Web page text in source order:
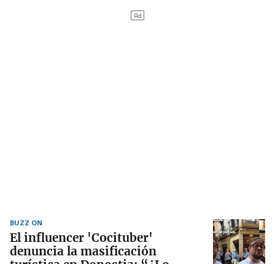
BUZZ ON
El influencer 'Cocituber'
denuncia la masificación